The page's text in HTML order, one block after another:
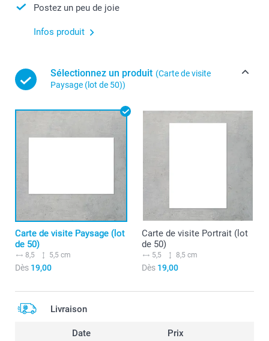
Postez un peu de joie
Infos produit
Sélectionnez un produit (Carte de visite
Paysage (lot de 50))
Carte de visite Paysage (lot
de 50)
8,5 5,5 cm
Dès 19,00
Carte de visite Portrait (lot
de 50)
5,5 8,5 cm
Dès19,00
Livraison
Date Prix